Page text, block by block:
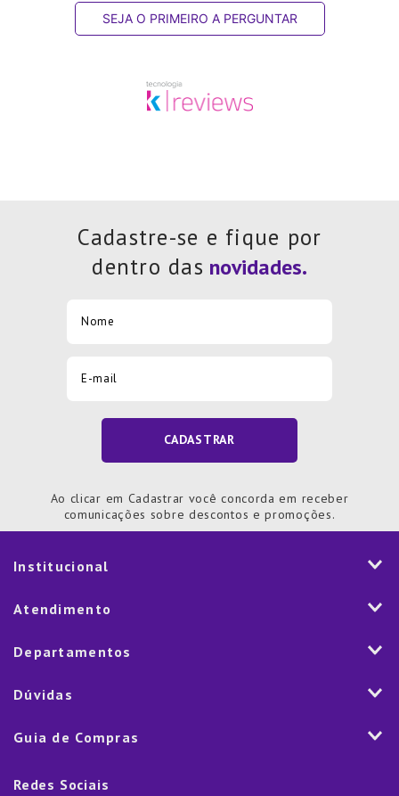
SEJA O PRIMEIRO A PERGUNTAR
Cadastre-se e fique por
dentro das
CADASTRAR
Ao clicar em Cadastrar você concorda em receber
comunicações sobre descontos e promoções.
Institucional
Nossas Lojas
Marketplace
Atendimento
Fale Conosco
Trocas e Devoluções
Rastreamento de pedido
Departamentos
Eletroportáteis
Cama, mesa e banho
Dúvidas
Política de Cookies
Guia de Compras
Redes Sociais